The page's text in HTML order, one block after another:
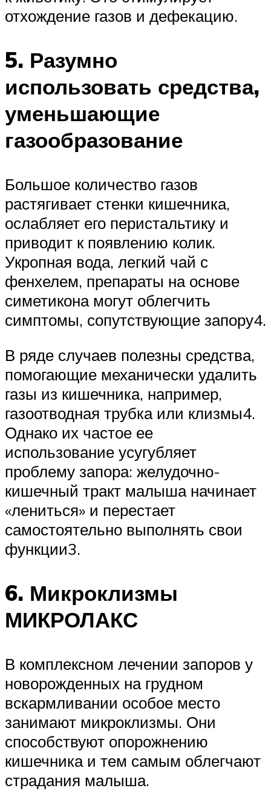
отхождение газов и дефекацию.
5. Разумно
использовать средства,
уменьшающие
газообразование
Большое количество газов
растягивает стенки кишечника,
ослабляет его перистальтику и
приводит к появлению колик.
Укропная вода, легкий чай с
фенхелем, препараты на основе
симетикона могут облегчить
симптомы, сопутствующие запору4.
В ряде случаев полезны средства,
помогающие механически удалить
газы из кишечника, например,
газоотводная трубка или клизмы4.
Однако их частое ее
использование усугубляет
проблему запора: желудочно-
кишечный тракт малыша начинает
«лениться» и перестает
самостоятельно выполнять свои
функции3.
6. Микроклизмы
МИКРОЛАКС
В комплексном лечении запоров у
новорожденных на грудном
вскармливании особое место
занимают микроклизмы. Они
способствуют опорожнению
кишечника и тем самым облегчают
страдания малыша.